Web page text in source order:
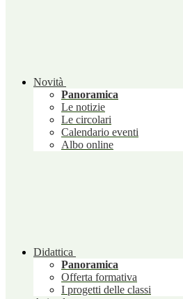
Novità
Panoramica
Le notizie
Le circolari
Calendario eventi
Albo online
Didattica
Panoramica
Offerta formativa
I progetti delle classi